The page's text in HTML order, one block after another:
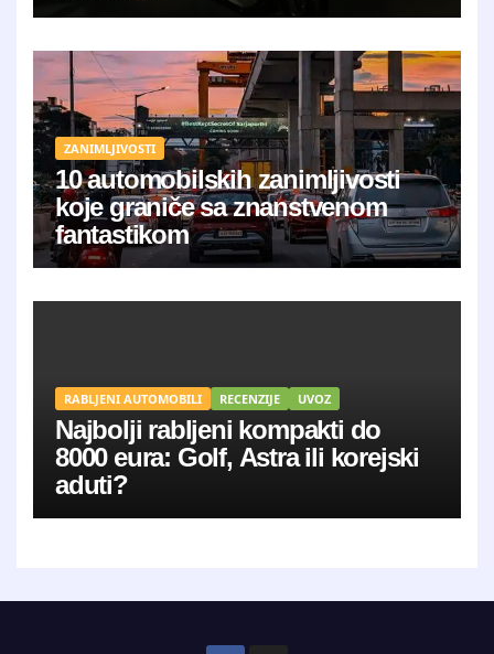
ZANIMLJIVOSTI
10 automobilskih zanimljivosti
koje graniče sa znanstvenom
fantastikom
RABLJENI AUTOMOBILI RECENZIJE UVOZ
Najbolji rabljeni kompakti do
8000 eura: Golf, Astra ili korejski
aduti?